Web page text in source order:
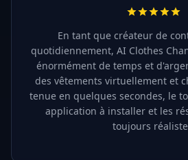
En tant que créateur de
quotidiennement, AI Clothes
énormément de temps et
des vêtements virtuellement et
tenue en quelques secondes, le
application à installer et les
toujours